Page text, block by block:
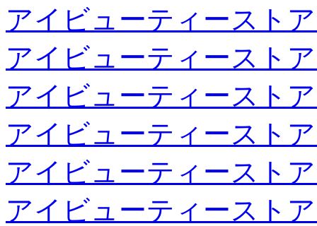
アイビューティースト
アイビューティースト
アイビューティースト
アイビューティースト
アイビューティースト
アイビューティースト